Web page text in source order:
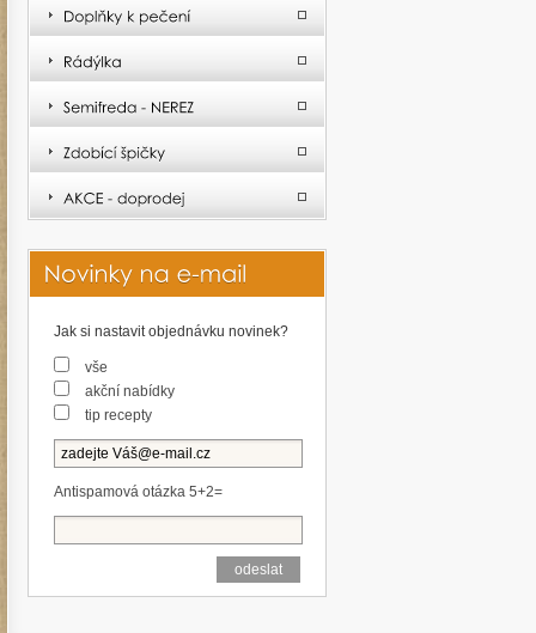
Jak si nastavit objednávku novinek?
vše
akční nabídky
tip recepty
Antispamová otázka 5+2=